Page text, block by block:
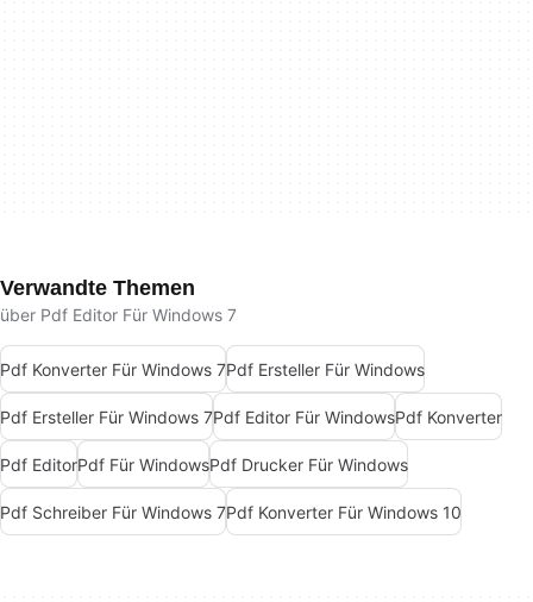
Verwandte Themen
über Pdf Editor Für Windows 7
Pdf Konverter Für Windows 7Pdf Ersteller Für Windows
Pdf Ersteller Für Windows 7Pdf Editor Für WindowsPdf Konverter
Pdf EditorPdf Für WindowsPdf Drucker Für Windows
Pdf Schreiber Für Windows 7Pdf Konverter Für Windows 10